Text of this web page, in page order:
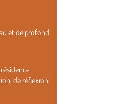
et de profond
de réflexion,